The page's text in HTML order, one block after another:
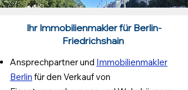
Ihr Immobilienmakler für Berlin-
Friedrichshain
Ansprechpartner und Immobilienmakler
Berlin für den Verkauf von